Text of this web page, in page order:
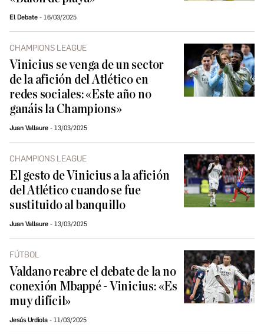
El Debate 16/03/2025
CHAMPIONS LEAGUE
Vinicius se venga de un sector
de la afición del Atlético en
redes sociales: «Este año no
ganáis la Champions»
Juan Vallaure 13/03/2025
CHAMPIONS LEAGUE
El gesto de Vinicius a la afición
del Atlético cuando se fue
sustituido al banquillo
Juan Vallaure 13/03/2025
FÚTBOL
Valdano reabre el debate de la no
conexión Mbappé - Vinicius: «Es
muy difícil»
Jesús Urdiola 11/03/2025